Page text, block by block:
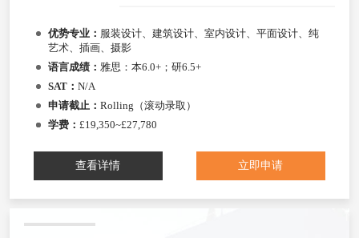
优势专业： 服装设计、建筑设计、室内设计、平面设计、纯
艺术、插画、摄影
语言成绩： 雅思：本6.0+；研6.5+
SAT： N/A
申请截止： Rolling（滚动录取）
学费： £19,350~£27,780
查看详情 立即申请